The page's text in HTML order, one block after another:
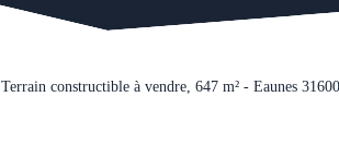
Terrain constructible à vendre, 647 m² - Eaunes 31600